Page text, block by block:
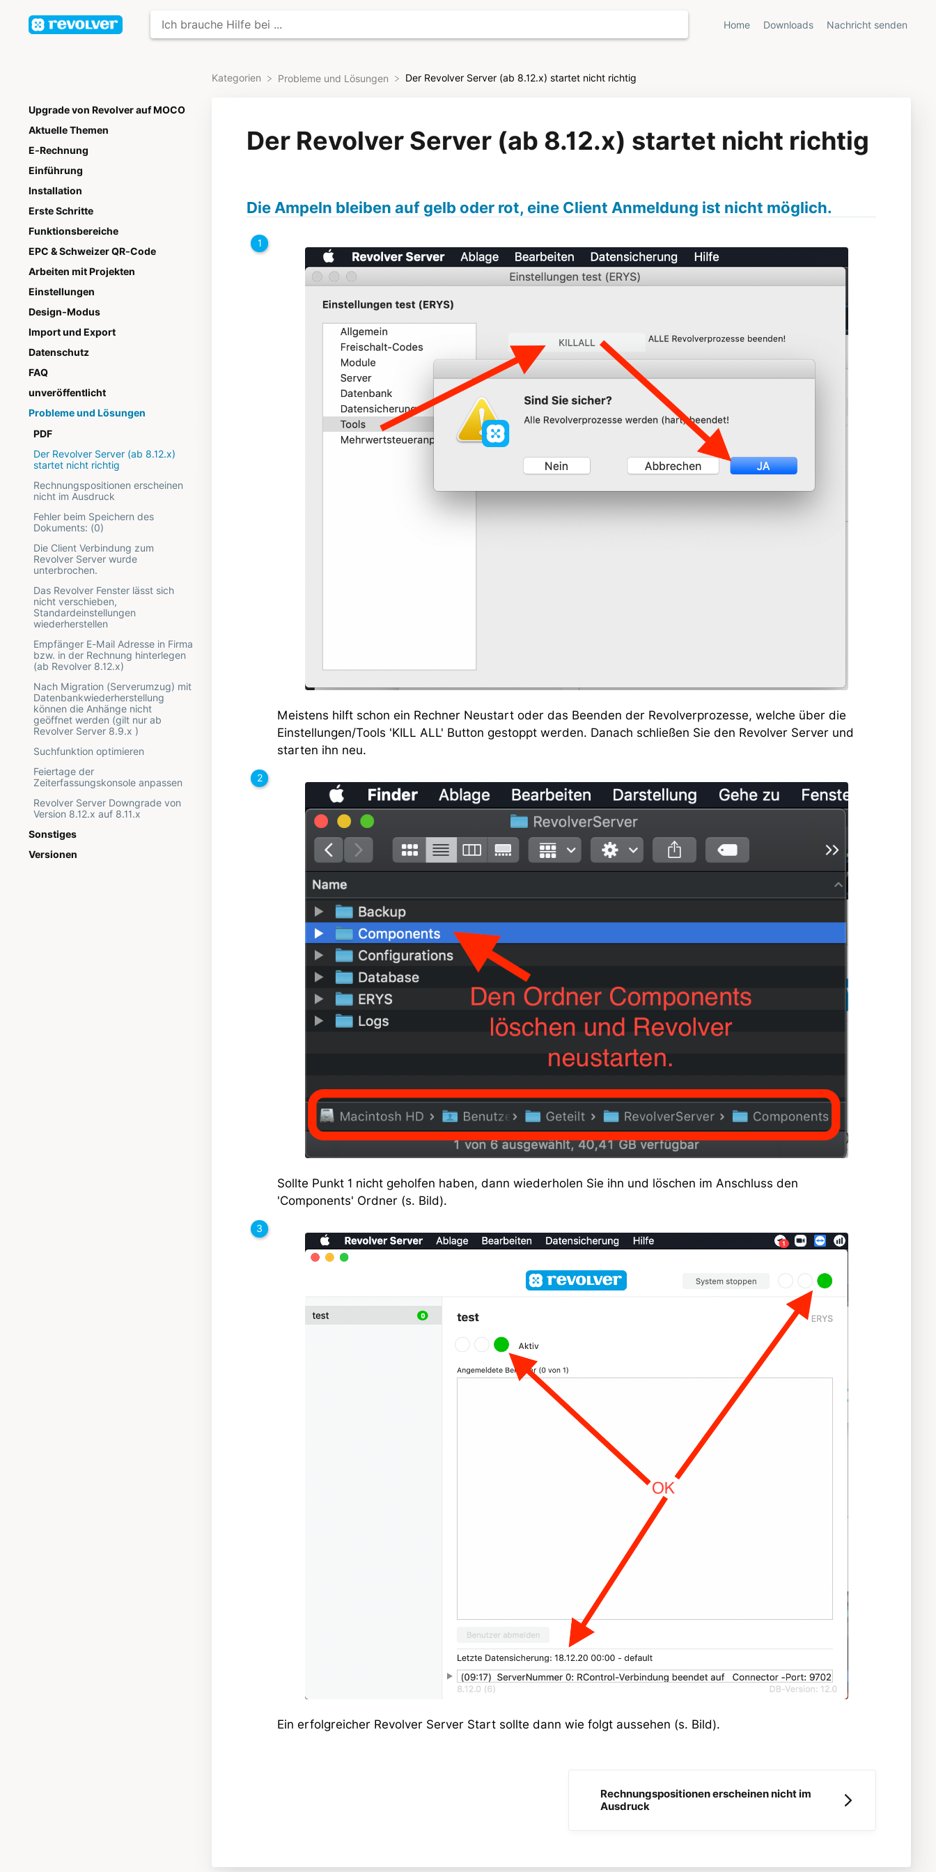
Home Downloads Nachricht senden
Upgrade von Revolver auf MOCO
Aktuelle Themen
E-Rechnung
Einführung
Installation
Erste Schritte
Funktionsbereiche
EPC & Schweizer QR-Code
Arbeiten mit Projekten
Einstellungen
Design-Modus
Import und Export
Datenschutz
FAQ
unveröffentlicht
Probleme und Lösungen
PDF
Der Revolver Server (ab 8.12.x)
startet nicht richtig
Rechnungspositionen erscheinen
nicht im Ausdruck
Fehler beim Speichern des
Dokuments: (0)
Die Client Verbindung zum
Revolver Server wurde
unterbrochen.
Das Revolver Fenster lässt sich
nicht verschieben,
Standardeinstellungen
wiederherstellen
Empfänger E-Mail Adresse in Firma
bzw. in der Rechnung hinterlegen
(ab Revolver 8.12.x)
Nach Migration (Serverumzug) mit
Datenbankwiederherstellung
können die Anhänge nicht
geöffnet werden (gilt nur ab
Revolver Server 8.9.x )
Suchfunktion optimieren
Feiertage der
Zeiterfassungskonsole anpassen
Revolver Server Downgrade von
Version 8.12.x auf 8.11.x
Sonstiges
Versionen
Kategorien ​Probleme und Lösungen Der Revolver Server (ab 8.12.x) startet nicht richtig
Der Revolver Server (ab 8.12.x) startet nicht richtig
Die Ampeln bleiben auf gelb oder rot, eine Client Anmeldung ist nicht möglich.
Meistens hilft schon ein Rechner Neustart oder das Beenden der Revolverprozesse, welche über die
Einstellungen/Tools 'KILL ALL' Button gestoppt werden. Danach schließen Sie den Revolver Server und
starten ihn neu.
Sollte Punkt 1 nicht geholfen haben, dann wiederholen Sie ihn und löschen im Anschluss den
'Components' Ordner (s. Bild).
Ein erfolgreicher Revolver Server Start sollte dann wie folgt aussehen (s. Bild).
Rechnungspositionen erscheinen nicht im
Ausdruck